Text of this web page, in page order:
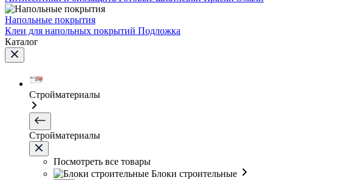
Напольные покрытия
Клеи для напольных покрытий Подложка
Каталог
Стройматериалы
Стройматериалы
Посмотреть все товары
Блоки строительные